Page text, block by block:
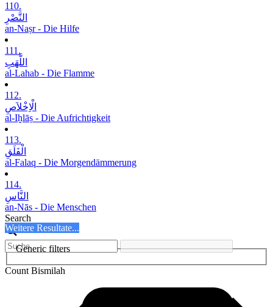
110.
النَّصْرِ
an-Naṣr - Die Hilfe
111.
اللَّھَبِ
al-Lahab - Die Flamme
112.
الْاِخْلاَصِ
al-Iḫlāṣ - Die Aufrichtigkeit
113.
الْفَلَقِ
al-Falaq - Die Morgendämmerung
114.
النَّاسِ
an-Nās - Die Menschen
Search
Weitere Resultate...
Generic filters
Count Bismilah